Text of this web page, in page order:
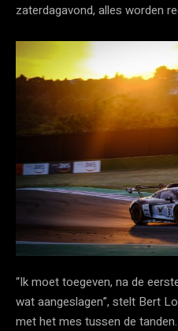
zaterdagavond, alles worden
“Ik moet toegeven, na de
wat aangeslagen”, stelt Bert
met het mes tussen de